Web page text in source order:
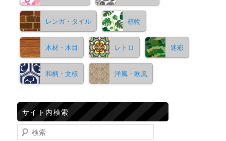
レンガ・タイル 植物
木材・木目 レトロ 迷彩
和柄・文様 洋風・欧風
サイト内検索
検索